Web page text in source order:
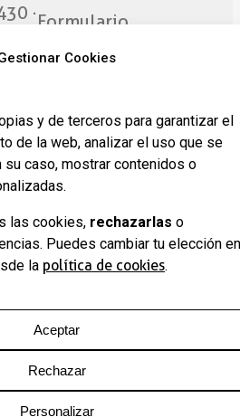
Cookies
y de terceros para garantizar el
de la web, analizar el uso que se
su caso, mostrar contenidos o
las cookies, rechazarlas o
Puedes cambiar tu elección en
la política de cookies.
Aceptar
Rechazar
Personalizar
·Formulario
adhesión
empresas